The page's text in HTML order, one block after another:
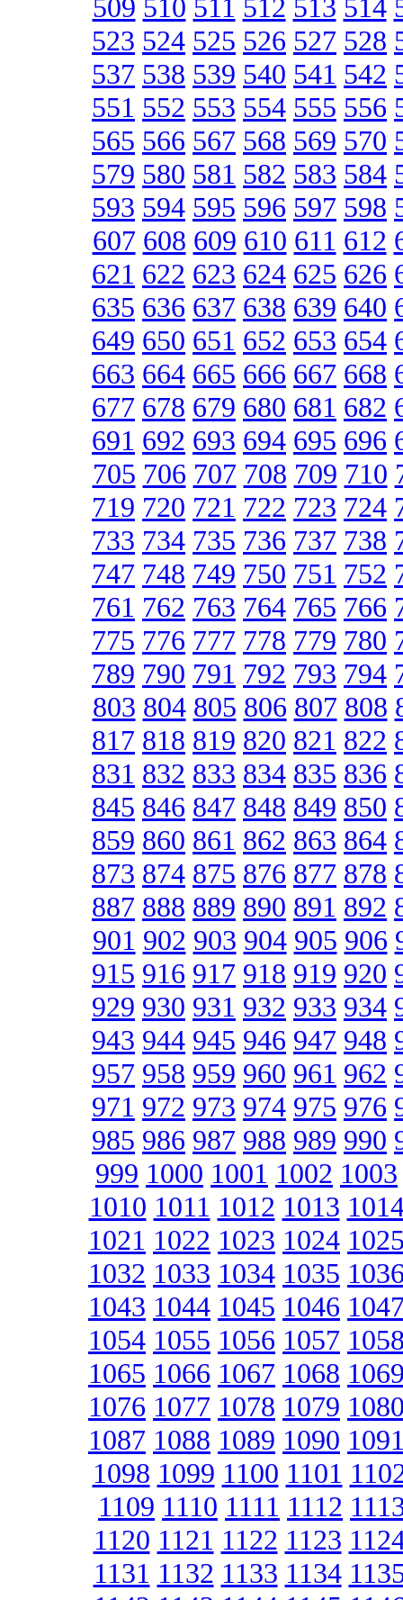
509 510 511 512 513 514
523 524 525 526 527 528
537 538 539 540 541 542
551 552 553 554 555 556
565 566 567 568 569 570
579 580 581 582 583 584
593 594 595 596 597 598
607 608 609 610 611 612
621 622 623 624 625 626
635 636 637 638 639 640
649 650 651 652 653 654
663 664 665 666 667 668
677 678 679 680 681 682
691 692 693 694 695 696
705 706 707 708 709 710
719 720 721 722 723 724
733 734 735 736 737 738
747 748 749 750 751 752
761 762 763 764 765 766
775 776 777 778 779 780
789 790 791 792 793 794
803 804 805 806 807 808
817 818 819 820 821 822
831 832 833 834 835 836
845 846 847 848 849 850
859 860 861 862 863 864
873 874 875 876 877 878
887 888 889 890 891 892
901 902 903 904 905 906
915 916 917 918 919 920
929 930 931 932 933 934
943 944 945 946 947 948
957 958 959 960 961 962
971 972 973 974 975 976
985 986 987 988 989 990
999 1000 1001 1002 1003
1010 1011 1012 1013
1021 1022 1023 1024
1032 1033 1034 1035
1043 1044 1045 1046
1054 1055 1056 1057
1065 1066 1067 1068
1076 1077 1078 1079
1087 1088 1089 1090
1098 1099 1100 1101
1109 1110 1111 1112
1120 1121 1122 1123
1131 1132 1133 1134